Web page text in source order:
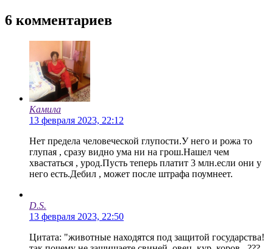
6 комментариев
Камила
13 февраля 2023, 22:12
Нет предела человеческой глупости.У него и рожа то
глупая , сразу видно ума ни на грош.Нашел чем
хвастаться , урод.Пусть теперь платит 3 млн.если они у
него есть.Дебил , может после штрафа поумнеет.
D.S.
13 февраля 2023, 22:50
Цитата: "животные находятся под защитой государства!